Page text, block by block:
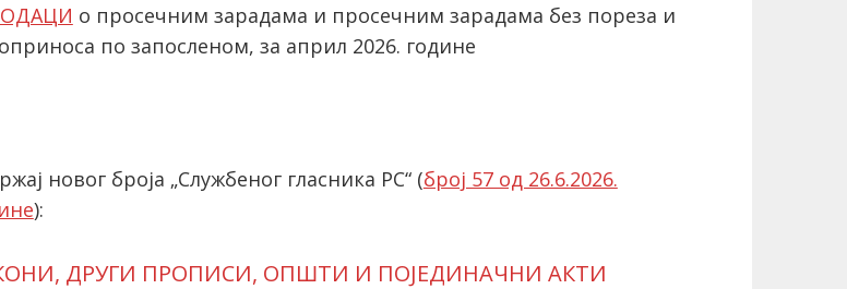
о просечним зарадама и просечним зарадама без пореза и
по запосленом, за април 2026. године
новог броја „Службеног гласника РС“ (број 57 од 26.6.2026.
):
ДРУГИ ПРОПИСИ, ОПШТИ И ПОЈЕДИНАЧНИ АКТИ